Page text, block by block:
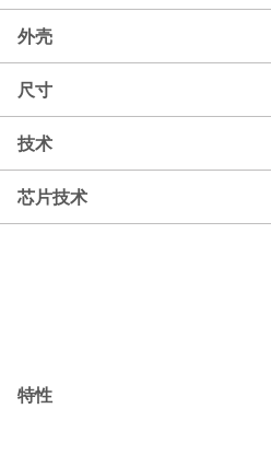
外壳
尺寸
技术
芯片技术
特性